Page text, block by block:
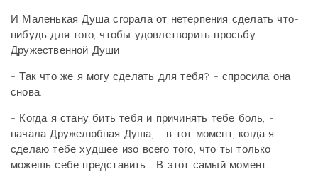
И Маленькая Душа сгорала от нетерпения сделать что-
нибудь для того, чтобы удовлетворить просьбу
Дружественной Души:
- Так что же я могу сделать для тебя? - спросила она
снова.
- Когда я стану бить тебя и причинять тебе боль, -
начала Дружелюбная Душа, - в тот момент, когда я
сделаю тебе худшее изо всего того, что ты только
можешь себе представить... В этот самый момент...